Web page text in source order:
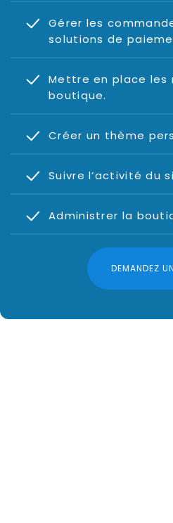
Gérer les
solutions de
Mettre en place les
boutique.
Créer un thème
Suivre l’activité du
Administrer la
DEMANDEZ